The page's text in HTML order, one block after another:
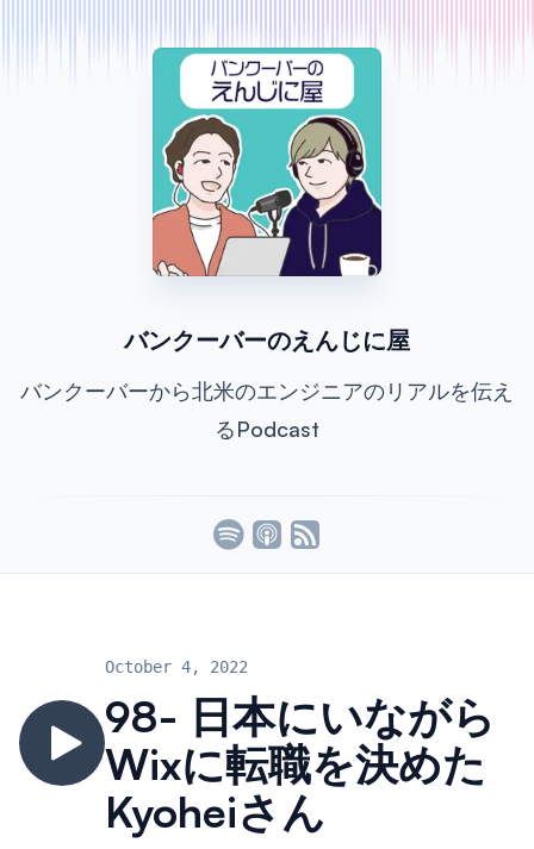
バンクーバーのえんじに屋
バンクーバーから北米のエンジニアのリアルを伝え
るPodcast
98- 日本にいながら
Wixに転職を決めた
Kyoheiさん
October 4, 2022